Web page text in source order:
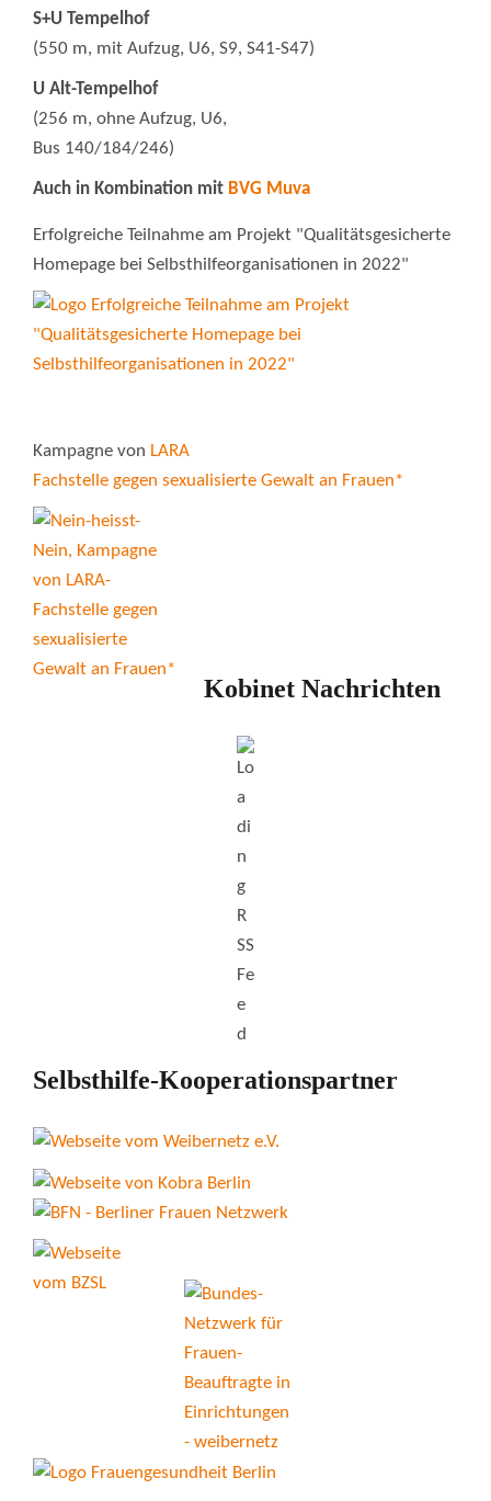
S+U Tempelhof
(550 m, mit Aufzug, U6, S9, S41-S47)
U Alt-Tempelhof
(256 m, ohne Aufzug, U6,
Bus 140/184/246)
Auch in Kombination mit BVG Muva
Erfolgreiche Teilnahme am Projekt "Qualitätsgesicherte
Homepage bei Selbsthilfeorganisationen in 2022"
Kampagne von LARA
Fachstelle gegen sexualisierte Gewalt an Frauen*
Kobinet Nachrichten
Selbsthilfe-Kooperationspartner